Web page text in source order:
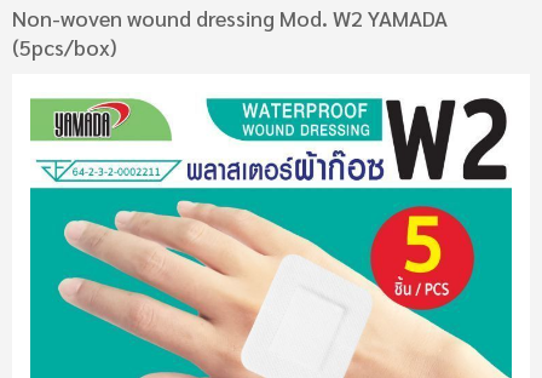
Non-woven wound dressing Mod. W2 YAMADA
(5pcs/box)
ข้าม
ที่
ส่วน